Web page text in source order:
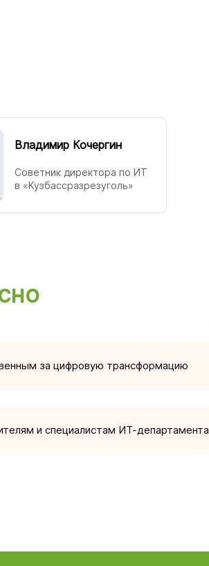
Владимир Кочергин
Советник директора по ИТ
в «Кузбассразрезуголь»
за цифровую трансформацию
и специалистам ИТ-департамента